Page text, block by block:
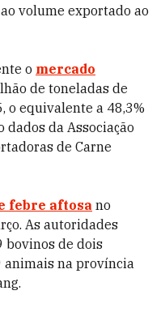
volume exportado ao
o mercado
de toneladas de
o equivalente a 48,3%
da Associação
de Carne
febre aftosa no
As autoridades
bovinos de dois
animais na província